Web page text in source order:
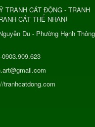
TRANH CÁT ĐỘNG - TRANH
CÁT THẾ NHÂN)
Du - Phường Hạnh
0903.909.623
tranhcatdong.com